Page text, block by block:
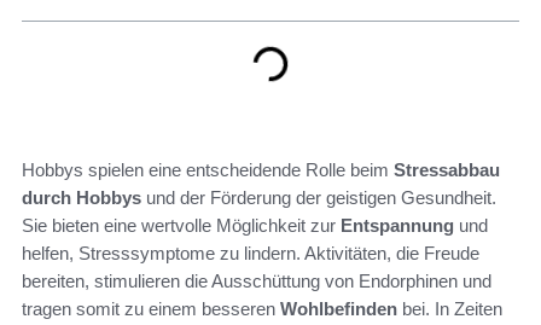
Hobbys spielen eine entscheidende Rolle beim Stressabbau
durch Hobbys und der Förderung der geistigen Gesundheit.
Sie bieten eine wertvolle Möglichkeit zur Entspannung und
helfen, Stresssymptome zu lindern. Aktivitäten, die Freude
bereiten, stimulieren die Ausschüttung von Endorphinen und
tragen somit zu einem besseren Wohlbefinden bei. In Zeiten